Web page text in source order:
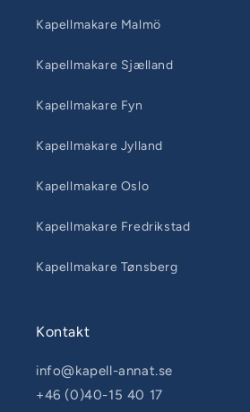
Kapellmakare Malmö
Kapellmakare Sjælland
Kapellmakare Fyn
Kapellmakare Jylland
Kapellmakare Oslo
Kapellmakare Fredrikstad
Kapellmakare Tønsberg
Kontakt
info@kapell-annat.se
+46 (0)40-15 40 17